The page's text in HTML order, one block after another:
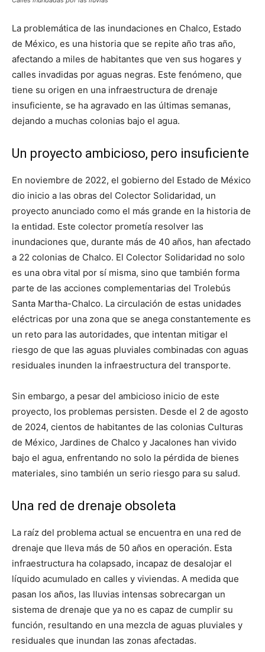
La problemática de las inundaciones en Chalco, Estado
de México, es una historia que se repite año tras año,
afectando a miles de habitantes que ven sus hogares y
calles invadidas por aguas negras. Este fenómeno, que
tiene su origen en una infraestructura de drenaje
insuficiente, se ha agravado en las últimas semanas,
dejando a muchas colonias bajo el agua.
Un proyecto ambicioso, pero insuficiente
En noviembre de 2022, el gobierno del Estado de México
dio inicio a las obras del Colector Solidaridad, un
proyecto anunciado como el más grande en la historia de
la entidad. Este colector prometía resolver las
inundaciones que, durante más de 40 años, han afectado
a 22 colonias de Chalco. El Colector Solidaridad no solo
es una obra vital por sí misma, sino que también forma
parte de las acciones complementarias del Trolebús
Santa Martha-Chalco. La circulación de estas unidades
eléctricas por una zona que se anega constantemente es
un reto para las autoridades, que intentan mitigar el
riesgo de que las aguas pluviales combinadas con aguas
residuales inunden la infraestructura del transporte.
Sin embargo, a pesar del ambicioso inicio de este
proyecto, los problemas persisten. Desde el 2 de agosto
de 2024, cientos de habitantes de las colonias Culturas
de México, Jardines de Chalco y Jacalones han vivido
bajo el agua, enfrentando no solo la pérdida de bienes
materiales, sino también un serio riesgo para su salud.
Una red de drenaje obsoleta
La raíz del problema actual se encuentra en una red de
drenaje que lleva más de 50 años en operación. Esta
infraestructura ha colapsado, incapaz de desalojar el
líquido acumulado en calles y viviendas. A medida que
pasan los años, las lluvias intensas sobrecargan un
sistema de drenaje que ya no es capaz de cumplir su
función, resultando en una mezcla de aguas pluviales y
residuales que inundan las zonas afectadas.